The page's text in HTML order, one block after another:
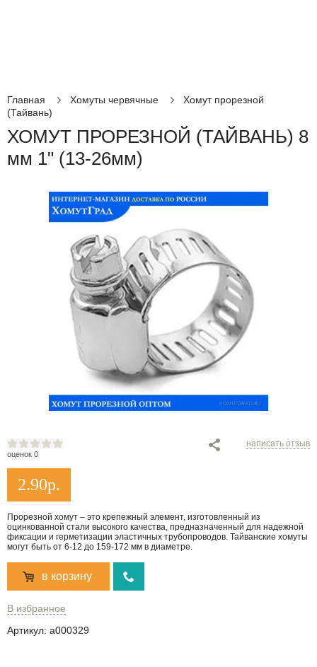
Главная Хомуты червячные
Хомут прорезной
(Тайвань)
ХОМУТ ПРОРЕЗНОЙ (ТАЙВАНЬ) 8
мм 1" (13-26мм)
оценок 0
написать отзыв
2.90р.
Прорезной хомут – это крепежный элемент, изготовленный из
оцинкованной стали высокого качества, предназначенный для надежной
фиксации и герметизации эластичных трубопроводов. Тайванские хомуты
могут быть от 6-12 до 159-172 мм в диаметре.
в корзину
В избранное
Артикул: a000329